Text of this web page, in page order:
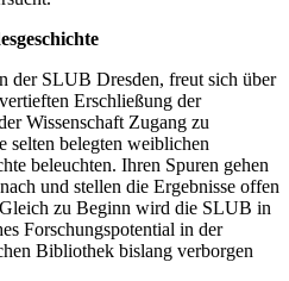
der SLUB Dresden, freut sich über
Erschließung der
Wissenschaft Zugang zu
selten belegten weiblichen
beleuchten. Ihren Spuren gehen
und stellen die Ergebnisse offen
zu Beginn wird die SLUB in
Forschungspotential in der
Bibliothek bislang verborgen